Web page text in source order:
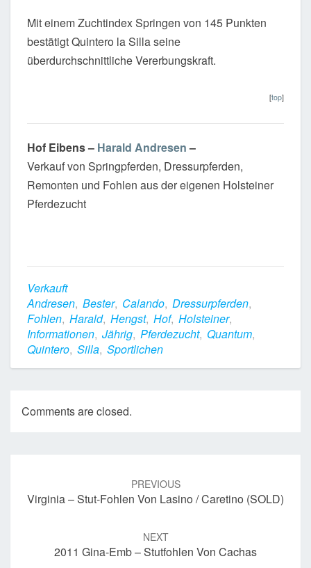
Mit einem Zuchtindex Springen von 145 Punkten
bestätigt Quintero la Silla seine
überdurchschnittliche Vererbungskraft.
[top]
Hof Eibens – Harald Andresen–
Verkauf von Springpferden, Dressurpferden,
Remonten und Fohlen aus der eigenen Holsteiner
Pferdezucht
Verkauft
Andresen, Bester, Calando, Dressurpferden,
Fohlen, Harald, Hengst, Hof, Holsteiner,
Informationen, Jährig, Pferdezucht, Quantum,
Quintero, Silla, Sportlichen
Comments are closed.
PREVIOUS
Virginia – Stut-Fohlen Von Lasino / Caretino (SOLD)
NEXT
2011 Gina-Emb – Stutfohlen Von Cachas